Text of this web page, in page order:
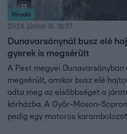
Híradó
2024. június 16. 16:37
Dunavarsánynál busz elé
gyerek is megsérült
A Pest megyei Dunavarsányban
megsérült, amikor busz elé
adta meg az elsőbbséget a
kórházba. A Győr-Moson-
pedig egy motoros